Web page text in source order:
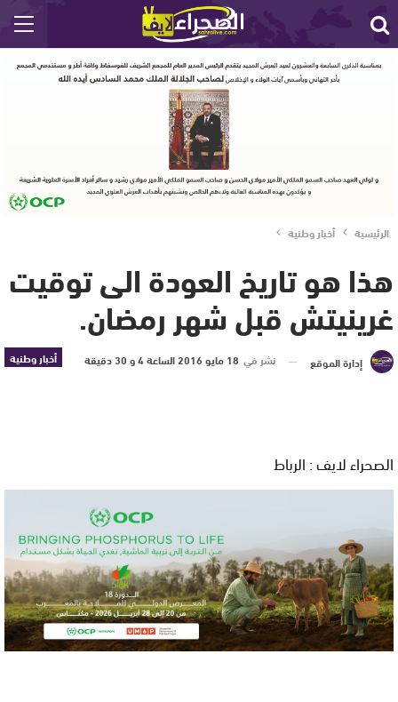
الرئيسية أخبار وطنية
هذا هو تاريخ العودة الى توقيت
غرينيتش قبل شهر رمضان.
أخبار وطنية إدارة الموقع نشر في 18 مايو 2016 الساعة 4 و 30 دقيقة
الصحراء لايف : الرباط